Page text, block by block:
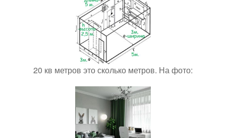
20 кв метров это сколько метров. На фото: